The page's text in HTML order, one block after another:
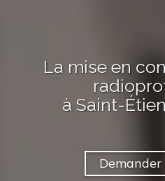
La mise en
à Saint-